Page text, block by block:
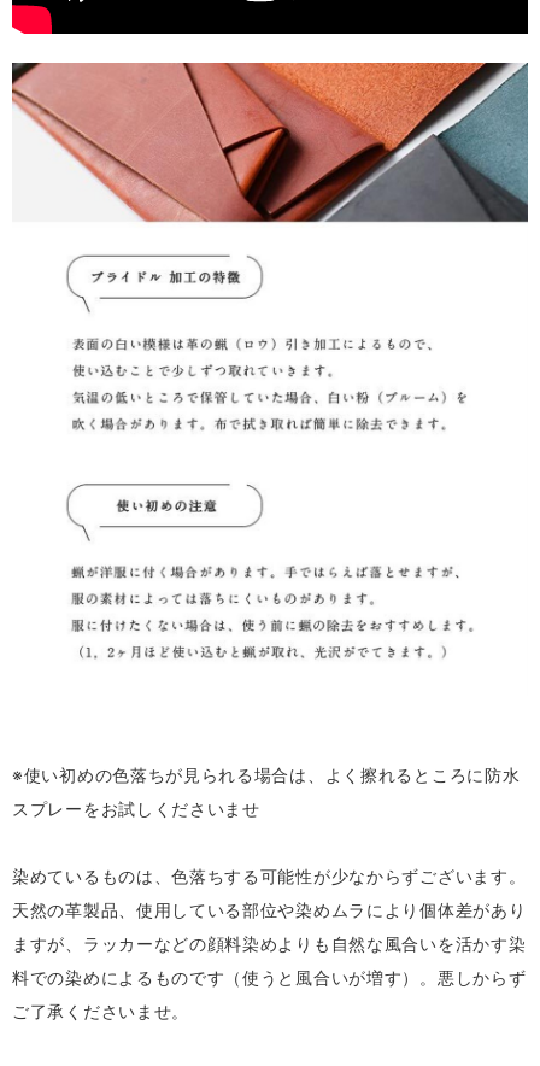
※使い初めの色落ちが見られる場合は、よく擦れるところに防水
スプレーをお試しくださいませ
染めているものは、色落ちする可能性が少なからずございます。
天然の革製品、使用している部位や染めムラにより個体差があり
ますが、ラッカーなどの顔料染めよりも自然な風合いを活かす染
料での染めによるものです（使うと風合いが増す）。悪しからず
ご了承くださいませ。